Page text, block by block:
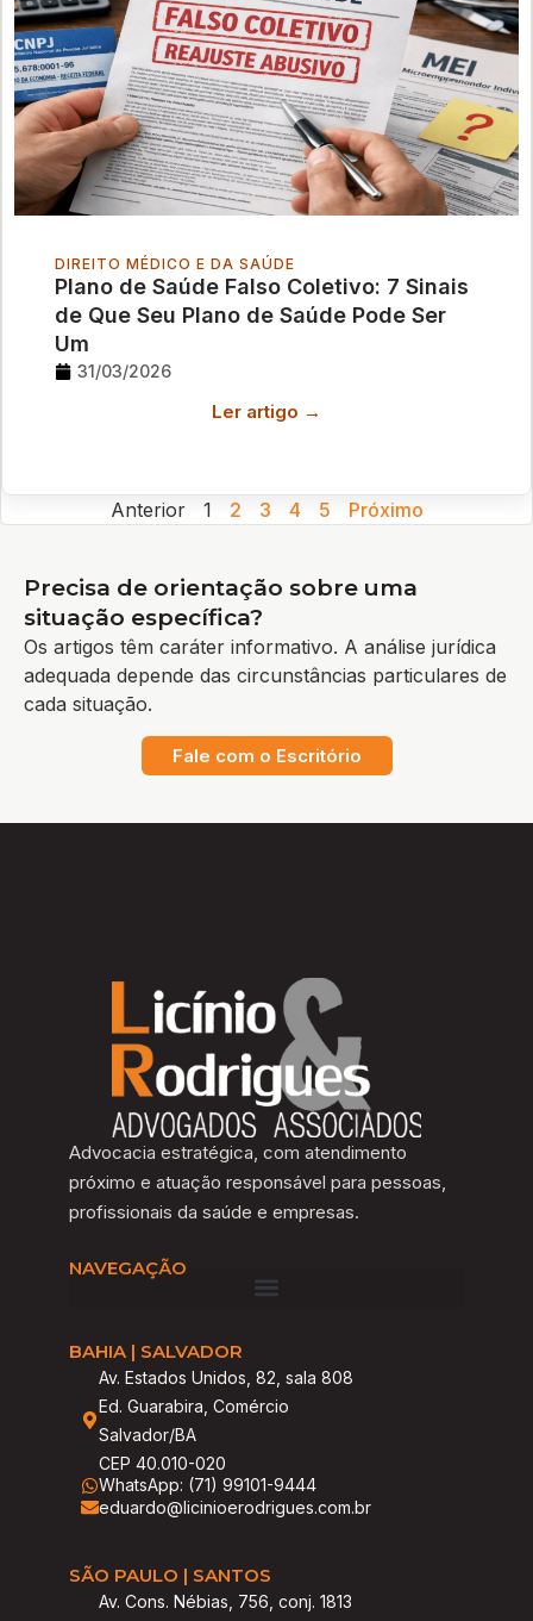
DIREITO MÉDICO E DA SAÚDE
Plano de Saúde Falso Coletivo: 7 Sinais
de Que Seu Plano de Saúde Pode Ser
Um
31/03/2026
Ler artigo →
Anterior 1 2 3 4 5 Próximo
Precisa de orientação sobre uma
situação específica?
Os artigos têm caráter informativo. A análise jurídica
adequada depende das circunstâncias particulares de
cada situação.
Fale com o Escritório
Advocacia estratégica, com atendimento
próximo e atuação responsável para pessoas,
profissionais da saúde e empresas.
NAVEGAÇÃO
BAHIA | SALVADOR
Av. Estados Unidos, 82, sala 808
Ed. Guarabira, Comércio
Salvador/BA
CEP 40.010-020
WhatsApp: (71) 99101-9444
eduardo@licinioerodrigues.com.br
SÃO PAULO | SANTOS
Av. Cons. Nébias, 756, conj. 1813